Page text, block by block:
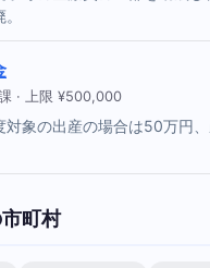
· 上限 ¥500,000
対象の出産の場合は50万円
町村